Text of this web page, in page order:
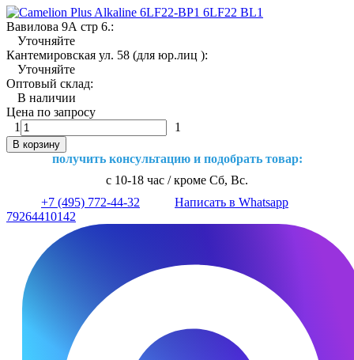
Вавилова 9А стр 6.:
Уточняйте
Кантемировская ул. 58 (для юр.лиц ):
Уточняйте
Оптовый склад:
В наличии
Цена по запросу
1
1
В корзину
получить консультацию и подобрать товар:
с 10-18 час / кроме Сб, Вс.
+7 (495) 772-44-32
Написать в Whatsapp
79264410142